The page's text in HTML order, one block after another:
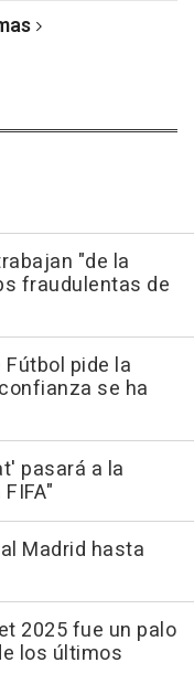
"de la
fraudulentas de
pide la
se ha
pasará a la
Madrid hasta
2025 fue un palo
los últimos